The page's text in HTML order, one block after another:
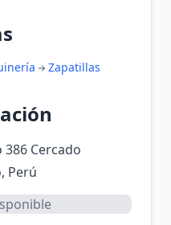
Zapatillas
386 Cercado
Perú